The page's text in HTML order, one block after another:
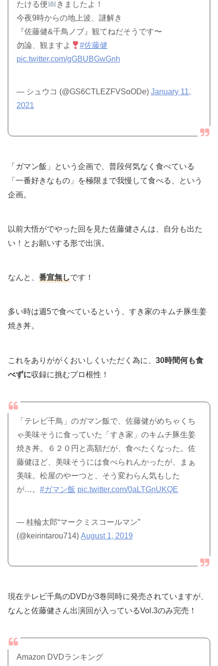
たける便
きましたよ！
今夜9時からの地上波、謎解き
『佐藤健&千鳥ノブ』観てねだそうです〜
勿論、観ますよ
#佐藤健
pic.twitter.com/gGBUBGwGnh
— シュウコ (@GS6CTLEZFVSoODe)January 11,
2021
「ガマン飯」という企画で、普段何気なく食べている
「一番好きなもの」を極限まで我慢して食べる、という
企画。
以前大悟がでやった回を見た佐藤健さんは、自分も出た
い！とお願いする形で出演。
なんと、番宣無しです！
多い時は週5で食べているという、すき家のキムチ豚生姜
焼き丼。
これをありががくおいしくいただく為に、30時間何も食
べずに収録に挑むプロ根性！
「テレビ千鳥」のガマン飯で、佐藤健がめちゃくち
ゃ美味そうに食っていた「すき家」のキムチ豚生姜
焼き丼。６２０円と高額だが、食べたくなった。佐
藤健ほど、美味そうには食べられんかったが、まぁ
美味。松屋のやーつと、そう変わらん気もした
が…。#ガマン飯 pic.twitter.com/0aLTGnUKQE
— 桂輪太郎“マークミスコールマン”
(@keirintarou714)August 1, 2019
現在テレビ千鳥のDVDが3巻同時に発売されていますが、
なんと佐藤健さん出演回が入っているVol.3のみ完売！
Amazon DVDランキング